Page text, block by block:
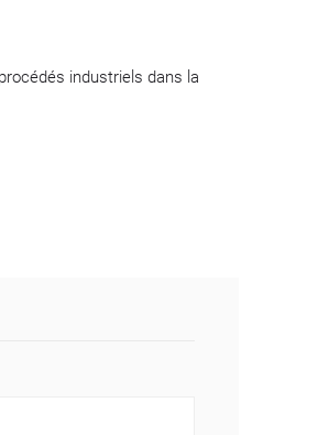
industriels dans la